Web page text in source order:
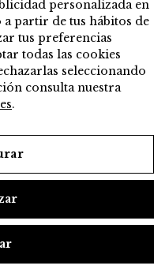
personalizada en
partir de tus hábitos de
tus preferencias
todas las cookies
seleccionando
consulta nuestra
.